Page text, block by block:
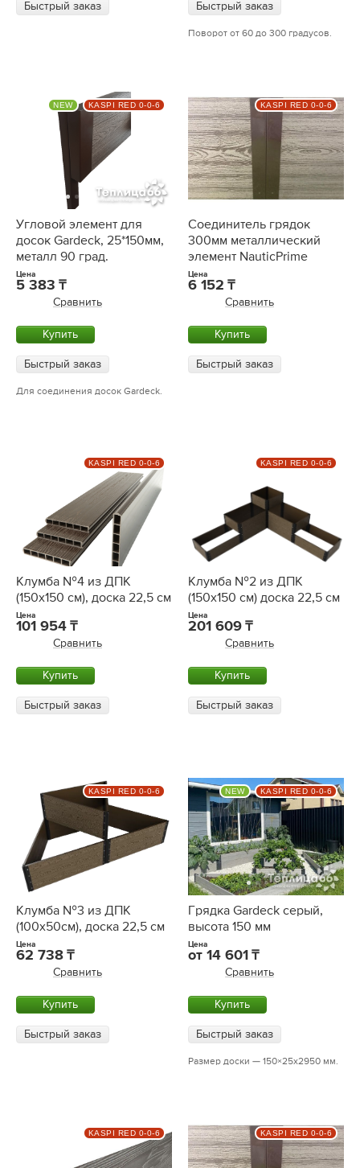
Быстрый заказ Быстрый заказ
Поворот от 60 до 300 градусов.
Угловой элемент для
досок Gardeck, 25*150мм,
металл 90 град.
Цена
5 383
Сравнить
Купить
Быстрый заказ
Для соединения досок Gardeck.
NEW KASPI RED 0-0-6
Соединитель грядок
300мм металлический
элемент NauticPrime
Цена
6 152
Сравнить
Купить
Быстрый заказ
KASPI RED 0-0-6
Клумба №4 из ДПК
(150х150 см), доска 22,5 см
Цена
101 954
Сравнить
Купить
Быстрый заказ
KASPI RED 0-0-6
Клумба №2 из ДПК
(150х150 см) доска 22,5 см
Цена
201 609
Сравнить
Купить
Быстрый заказ
KASPI RED 0-0-6
Клумба №3 из ДПК
(100х50см), доска 22,5 см
Цена
62 738
Сравнить
Купить
Быстрый заказ
KASPI RED 0-0-6
Грядка Gardeck серый,
высота 150 мм
Цена
от 14 601
Сравнить
Купить
Быстрый заказ
Размер доски — 150×25х2950 мм.
NEW KASPI RED 0-0-6
KASPI RED 0-0-6 KASPI RED 0-0-6